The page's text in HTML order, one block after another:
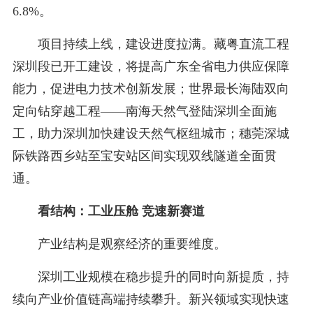
6.8%。
项目持续上线，建设进度拉满。藏粤直流工程
深圳段已开工建设，将提高广东全省电力供应保障
能力，促进电力技术创新发展；世界最长海陆双向
定向钻穿越工程——南海天然气登陆深圳全面施
工，助力深圳加快建设天然气枢纽城市；穗莞深城
际铁路西乡站至宝安站区间实现双线隧道全面贯
通。
看结构：工业压舱 竞速新赛道
产业结构是观察经济的重要维度。
深圳工业规模在稳步提升的同时向新提质，持
续向产业价值链高端持续攀升。新兴领域实现快速